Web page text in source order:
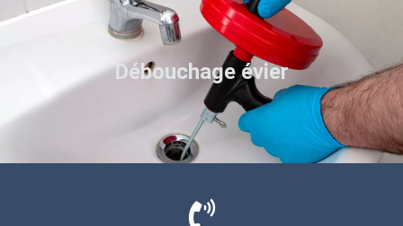
Débouchage évier